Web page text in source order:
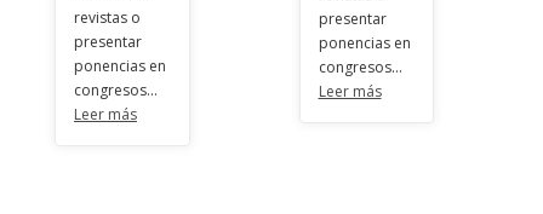
presentar
ponencias en
congresos...
Leer más
revistas o
presentar
ponencias en
congresos...
Leer más